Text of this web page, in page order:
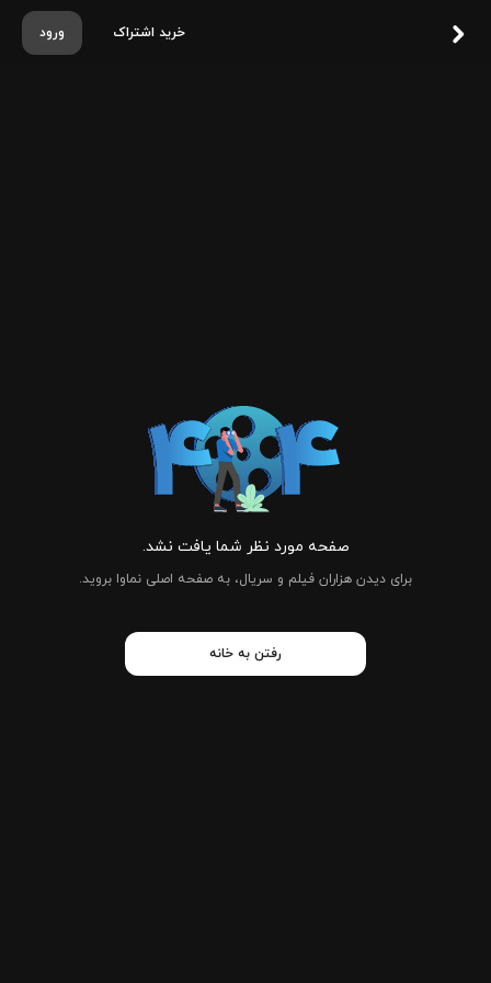
ورود خرید اشتراک
صفحه مورد نظر شما یافت نشد.
برای دیدن هزاران فیلم و سریال، به صفحه اصلی نماوا بروید.
رفتن به خانه